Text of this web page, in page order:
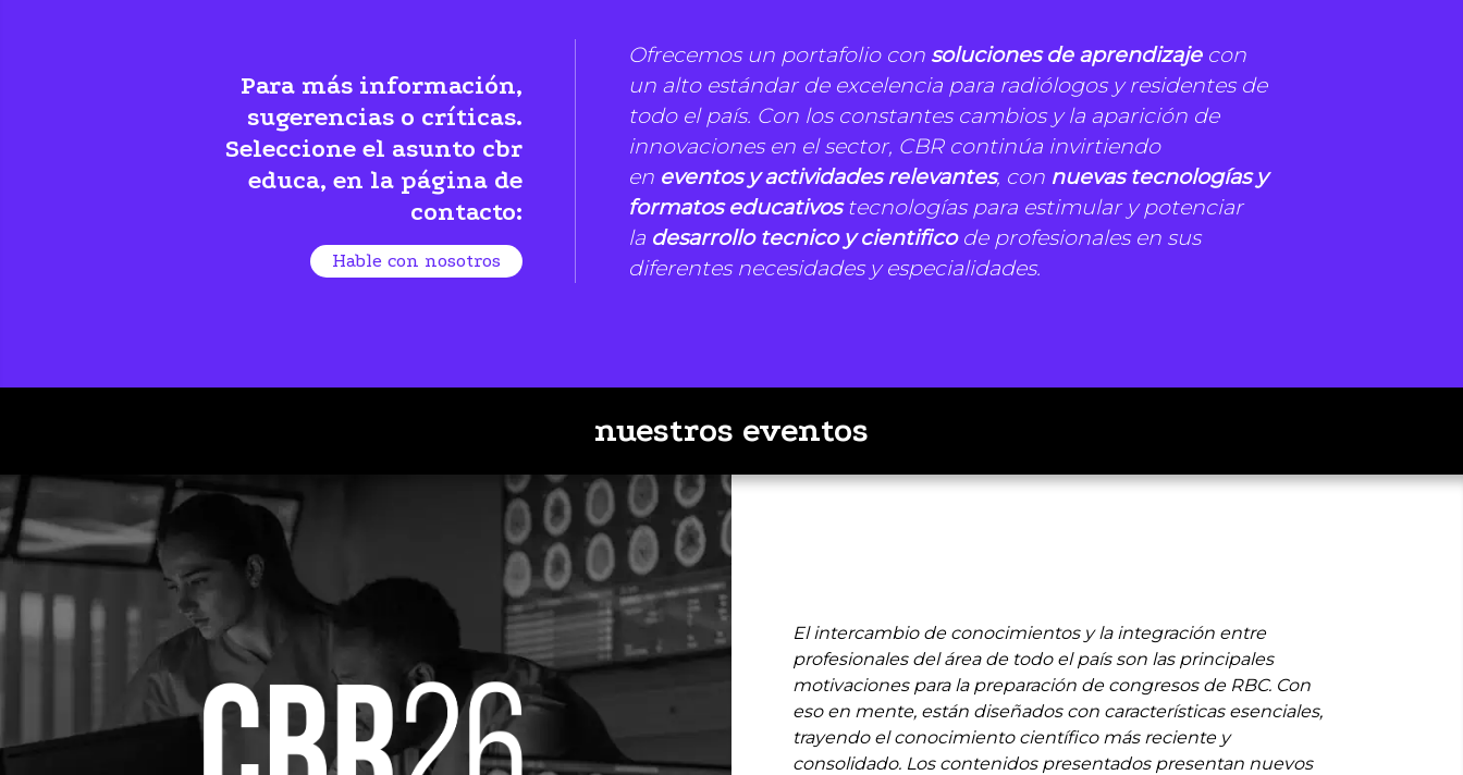
Ofrecemos un portafolio con soluciones de aprendizajecon
un alto estándar de excelencia para radiólogos y residentes de
todo el país. Con los constantes cambios y la aparición de
innovaciones en el sector, CBR continúa invirtiendo
en eventos y actividades relevantes, con nuevas tecnologías y
formatos educativostecnologías para estimular y potenciar
la desarrollo tecnico y cientificode profesionales en sus
diferentes necesidades y especialidades.
Para más información,
sugerencias o críticas.
Seleccione el asunto cbr
educa, en la página de
contacto:
Hable con nosotros
nuestros eventos
El intercambio de conocimientos y la integración entre
profesionales del área de todo el país son las principales
motivaciones para la preparación de congresos de RBC. Con
eso en mente, están diseñados con características esenciales,
trayendo el conocimiento científico más reciente y
consolidado. Los contenidos presentados presentan nuevos